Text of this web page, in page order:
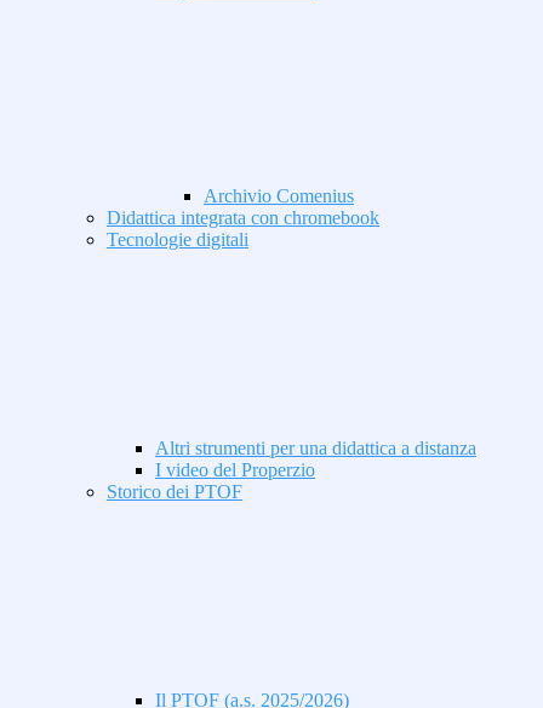
Archivio Comenius
Didattica integrata con chromebook
Tecnologie digitali
Altri strumenti per una didattica a distanza
I video del Properzio
Storico dei PTOF
Il PTOF (a.s. 2025/2026)